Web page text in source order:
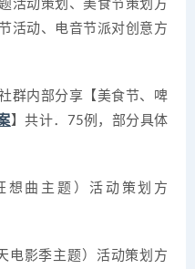
活动策划、美食节策划方
活动、电音节派对创意方
群内部分享【美食节、啤
】共计：75例，部分具体
想曲主题）活动策划方
电影季主题）活动策划方